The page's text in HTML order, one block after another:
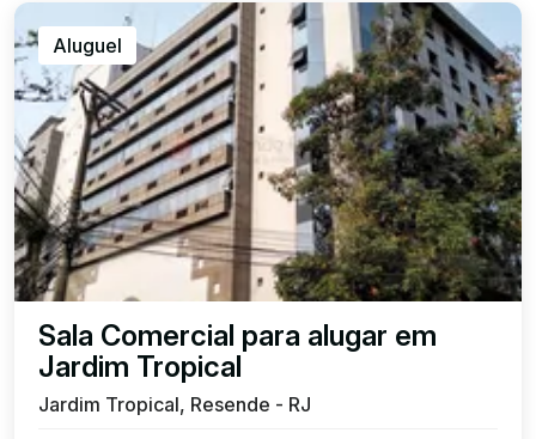
Aluguel
Sala Comercial para alugar em
Jardim Tropical
Jardim Tropical, Resende - RJ